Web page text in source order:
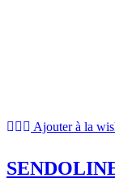
Ajouter à la